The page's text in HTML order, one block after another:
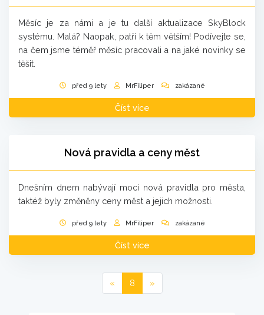
Měsíc je za námi a je tu další aktualizace SkyBlock
systému. Malá? Naopak, patří k těm větším! Podívejte se,
na čem jsme téměř měsíc pracovali a na jaké novinky se
těšit.
před 9 lety MrFiliper zakázané
Číst více
Nová pravidla a ceny měst
Dnešním dnem nabývají moci nová pravidla pro města,
taktéž byly změněny ceny měst a jejich možnosti.
před 9 lety MrFiliper zakázané
Číst více
« 8 »